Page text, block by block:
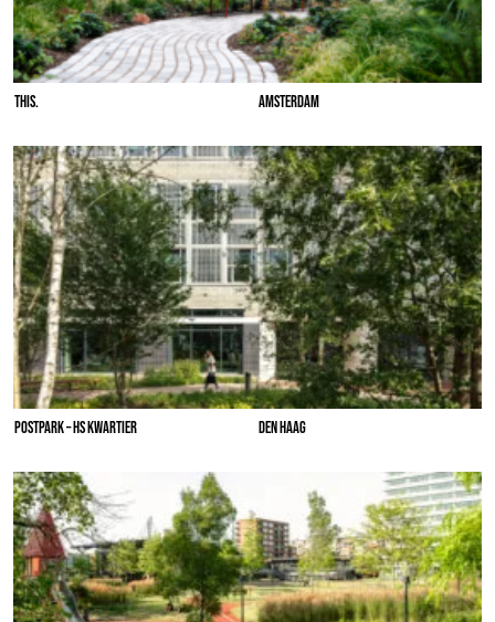
THIS. AMSTERDAM
POSTPARK – HS KWARTIER DEN HAAG